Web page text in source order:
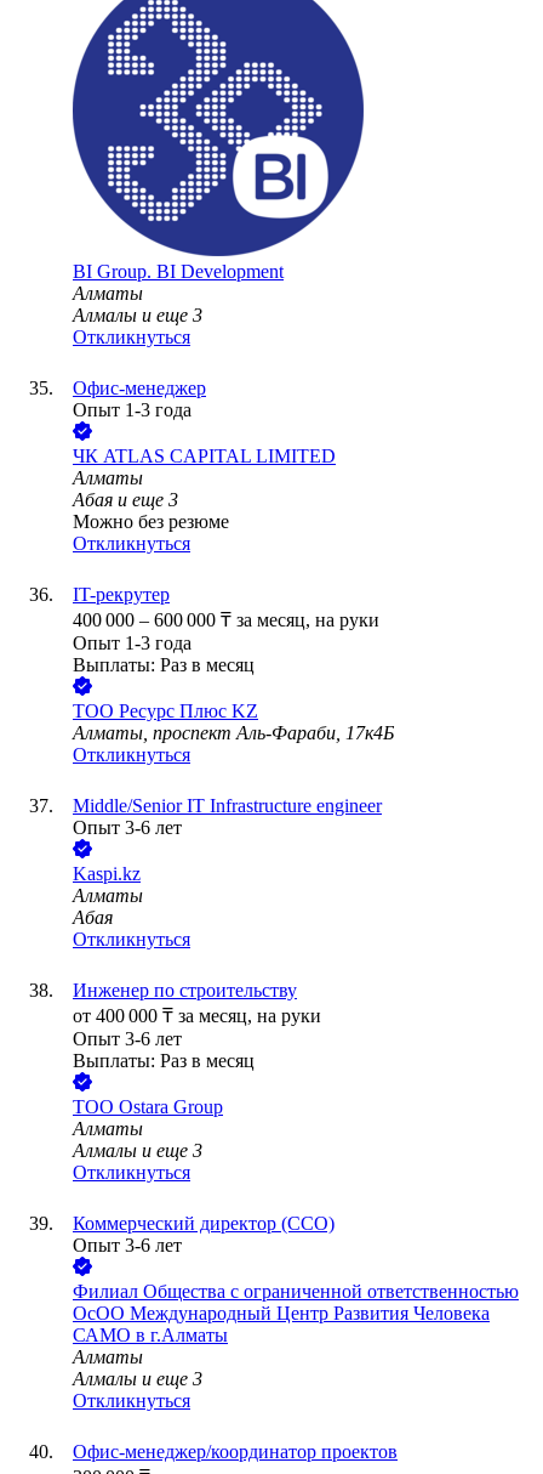
BI Group. BI Development
Алматы
Алмалы и еще 3
Откликнуться
Офис-менеджер
Опыт 1-3 года
ЧК ATLAS CAPITAL LIMITED
Алматы
Абая и еще 3
Можно без резюме
Откликнуться
IT-рекрутер
400 000 – 600 000 ₸ за месяц, на руки
Опыт 1-3 года
Выплаты: Раз в месяц
ТОО Ресурс Плюс KZ
Алматы, проспект Аль-Фараби, 17к4Б
Откликнуться
Middle/Senior IT Infrastructure engineer
Опыт 3-6 лет
Kaspi.kz
Алматы
Абая
Откликнуться
Инженер по строительству
от 400 000 ₸ за месяц, на руки
Опыт 3-6 лет
Выплаты: Раз в месяц
ТОО Ostara Group
Алматы
Алмалы и еще 3
Откликнуться
Коммерческий директор (CCO)
Опыт 3-6 лет
Филиал Общества с ограниченной ответственностью
ОсОО Международный Центр Развития Человека
САМО в г.Алматы
Алматы
Алмалы и еще 3
Откликнуться
Офис-менеджер/координатор проектов